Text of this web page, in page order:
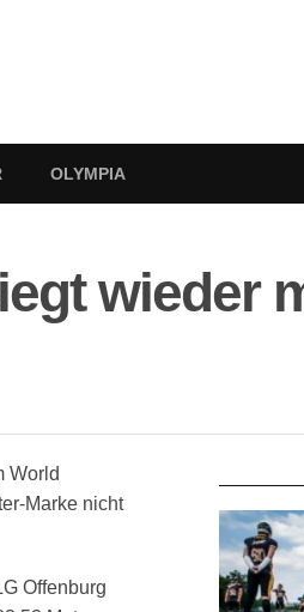
OLYMPIA
wieder
World
Marke nicht
Offenburg